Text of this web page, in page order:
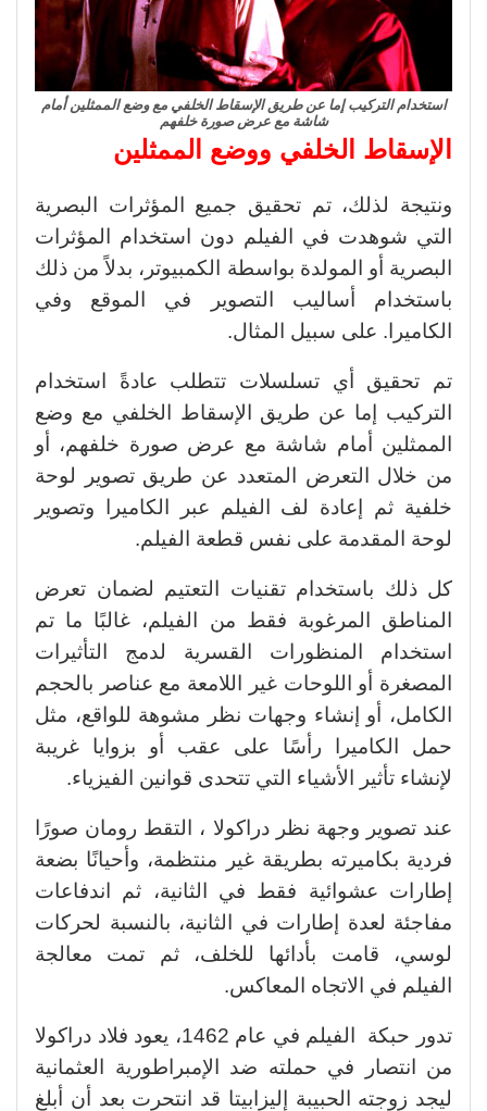
استخدام التركيب إما عن طريق الإسقاط الخلفي مع وضع الممثلين أمام
شاشة مع عرض صورة خلفهم
الإسقاط الخلفي ووضع الممثلين
ونتيجة لذلك، تم تحقيق جميع المؤثرات البصرية
التي شوهدت في الفيلم دون استخدام المؤثرات
البصرية أو المولدة بواسطة الكمبيوتر، بدلاً من ذلك
باستخدام أساليب التصوير في الموقع وفي
الكاميرا. على سبيل المثال.
تم تحقيق أي تسلسلات تتطلب عادةً استخدام
التركيب إما عن طريق الإسقاط الخلفي مع وضع
الممثلين أمام شاشة مع عرض صورة خلفهم، أو
من خلال التعرض المتعدد عن طريق تصوير لوحة
خلفية ثم إعادة لف الفيلم عبر الكاميرا وتصوير
لوحة المقدمة على نفس قطعة الفيلم.
كل ذلك باستخدام تقنيات التعتيم لضمان تعرض
المناطق المرغوبة فقط من الفيلم، غالبًا ما تم
استخدام المنظورات القسرية لدمج التأثيرات
المصغرة أو اللوحات غير اللامعة مع عناصر بالحجم
الكامل، أو إنشاء وجهات نظر مشوهة للواقع، مثل
حمل الكاميرا رأسًا على عقب أو بزوايا غريبة
لإنشاء تأثير الأشياء التي تتحدى قوانين الفيزياء.
عند تصوير وجهة نظر دراكولا ، التقط رومان صورًا
فردية بكاميرته بطريقة غير منتظمة، وأحيانًا بضعة
إطارات عشوائية فقط في الثانية، ثم اندفاعات
مفاجئة لعدة إطارات في الثانية، بالنسبة لحركات
لوسي، قامت بأدائها للخلف، ثم تمت معالجة
الفيلم في الاتجاه المعاكس.
تدور حبكة الفيلم في عام 1462، يعود فلاد دراكولا
من انتصار في حملته ضد الإمبراطورية العثمانية
ليجد زوجته الحبيبة إليزابيتا قد انتحرت بعد أن أبلغ